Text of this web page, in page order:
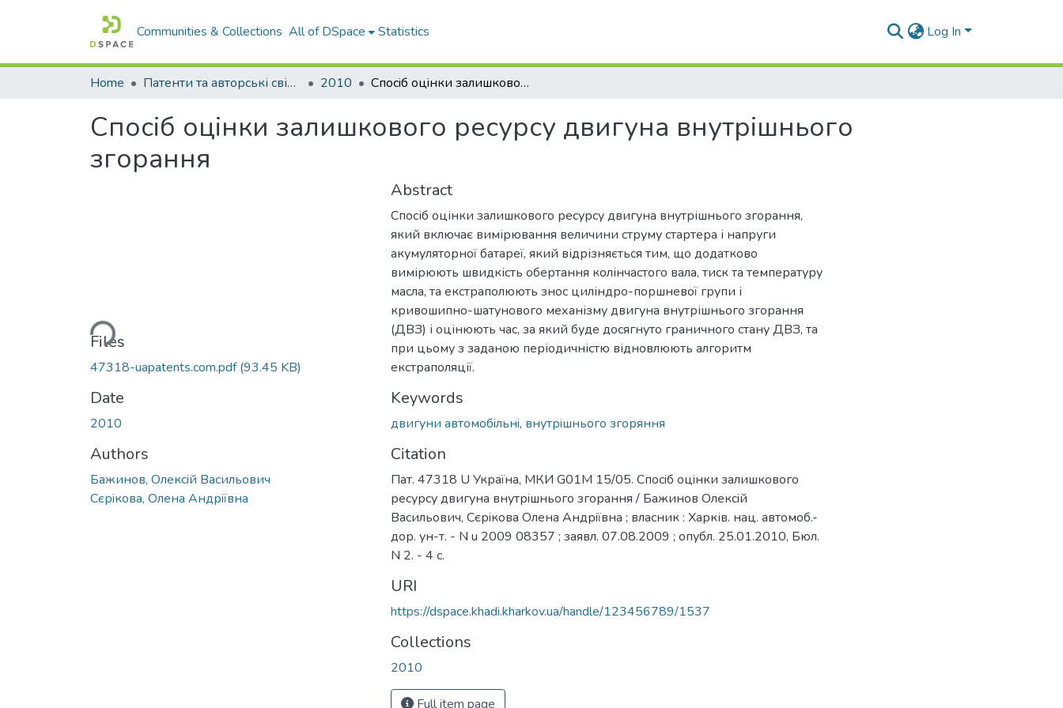
Communities & Collections All of DSpace Statistics Log In
Home Патенти та авторські свідоцтва 2010 Спосiб оцiнки залишкового ресурсу двигуна внутрiшнього згорання
Спосiб оцiнки залишкового ресурсу двигуна внутрiшнього
згорання
Loading...
Files
47318-uapatents.com.pdf(93.45 KB)
Date
2010
Authors
Бажинов, Олексiй Васильович
Сєрiкова, Олена Андрiївна
Abstract
Спосіб оцінки залишкового ресурсу двигуна внутрішнього згорання,
який включає вимірювання величини струму стартера і напруги
акумуляторної батареї, який відрізняється тим, що додатково
вимірюють швидкість обертання колінчастого вала, тиск та температуру
масла, та екстраполюють знос циліндро-поршневої групи і
кривошипно-шатунового механізму двигуна внутрішнього згорання
(ДВЗ) і оцінюють час, за який буде досягнуто граничного стану ДВЗ, та
при цьому з заданою періодичністю відновлюють алгоритм
екстраполяції.
Keywords
двигуни автомобiльнi, внутрiшнього згоряння
Citation
Пат. 47318 U Україна, МКИ G01M 15/05. Спосiб оцiнки залишкового
ресурсу двигуна внутрiшнього згорання / Бажинов Олексiй
Васильович, Сєрiкова Олена Андрiївна ; власник : Харків. нац. автомоб.-
дор. ун-т. - N u 2009 08357 ; заявл. 07.08.2009 ; опубл. 25.01.2010, Бюл.
N 2. - 4 с.
URI
https://dspace.khadi.kharkov.ua/handle/123456789/1537
Collections
2010
Full item page